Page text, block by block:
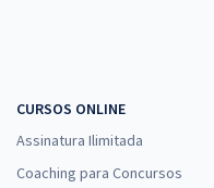
CURSOS ONLINE
Assinatura Ilimitada
Coaching para Concursos